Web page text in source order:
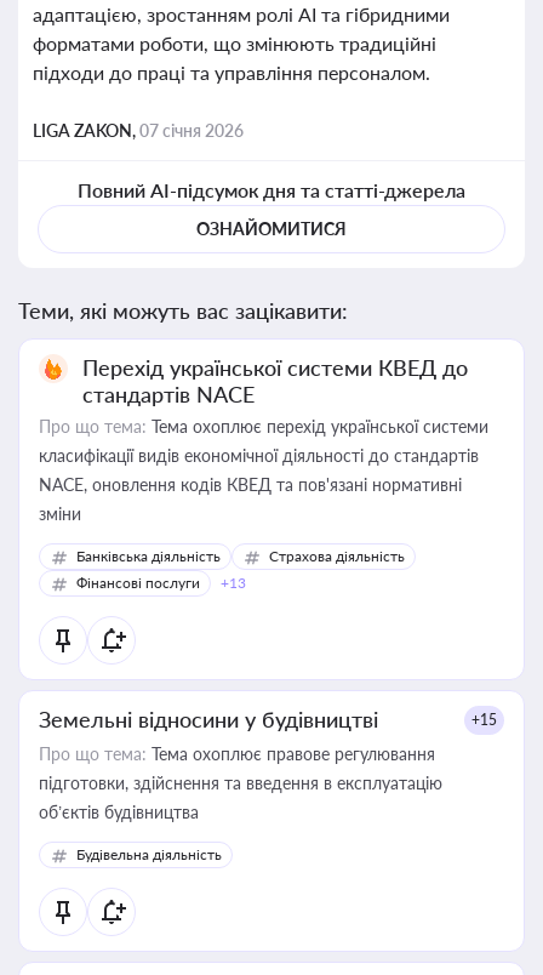
адаптацією, зростанням ролі AI та гібридними
форматами роботи, що змінюють традиційні
підходи до праці та управління персоналом.
LIGA ZAKON,07 січня 2026
Повний AI-підсумок дня та статті-джерела
ОЗНАЙОМИТИСЯ
Теми, які можуть вас зацікавити:
Перехід української системи КВЕД до
стандартів NACE
Про що тема: Тема охоплює перехід української системи
класифікації видів економічної діяльності до стандартів
NACE, оновлення кодів КВЕД та пов'язані нормативні
зміни
Банківська діяльність
Страхова діяльність
Фінансові послуги
+13
Земельні відносини у будівництві +15
Про що тема: Тема охоплює правове регулювання
підготовки, здійснення та введення в експлуатацію
об’єктів будівництва
Будівельна діяльність